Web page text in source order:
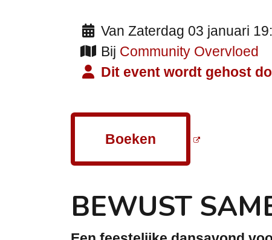
Van Zaterdag 03 januari
Bij Community Overvloed
Dit event wordt gehost
Boeken
BEWUST